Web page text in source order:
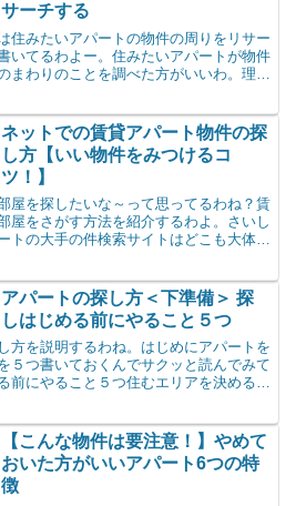
サーチする
住みたいアパートの物件の周りをリサー
いてるわよー。住みたいアパートが物件
まわりのことを調べた方がいいわ。理由
ネットでの賃貸アパート物件の探
し方【いい物件をみつけるコ
ツ！】
屋を探したいな～って思ってるわね？賃
屋をさがす方法を紹介するわよ。さいし
トの大手の件検索サイトはどこも大体お
アパートの探し方＜下準備＞ 探
しはじめる前にやること５つ
方を説明するわね。はじめにアパートを
５つ書いておくんでサクッと読んでみて
前にやること５つ住むエリアを決めるア
【こんな物件は要注意！】やめて
おいた方がいいアパート6つの特
徴